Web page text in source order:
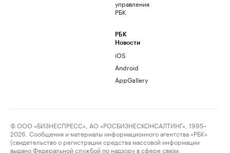
управления
РБК
РБК
Новости
iOS
Android
AppGallery
© ООО «БИЗНЕСПРЕСС», АО «РОСБИЗНЕСКОНСАЛТИНГ», 1995–
2026. Сообщения и материалы информационного агентства «РБК»
(свидетельство о регистрации средства массовой информации
выдано Федеральной службой по надзору в сфере связи,